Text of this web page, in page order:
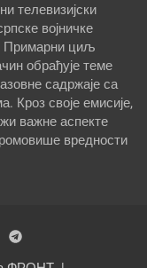
телевизијски
војничке
Примарни циљ
обрађује теме
садржаје са
Кроз своје емисије,
важне аспекте
вредности